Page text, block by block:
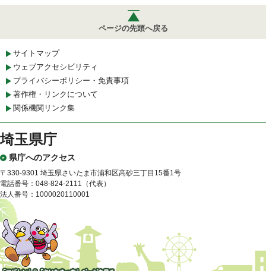
ページの先頭へ戻る
サイトマップ
ウェブアクセシビリティ
プライバシーポリシー・免責事項
著作権・リンクについて
関係機関リンク集
埼玉県庁
県庁へのアクセス
〒330-9301 埼玉県さいたま市浦和区高砂三丁目15番1号
電話番号：048-824-2111（代表）
法人番号：1000020110001